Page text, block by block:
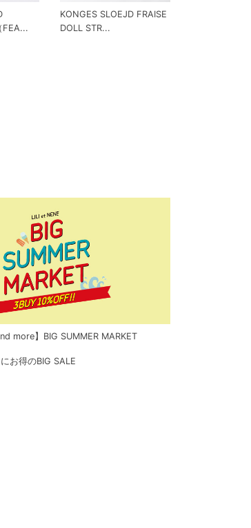
FEA...
KONGES SLOEJD FRAISE
DOLL STR...
more】BIG SUMMER MARKET
お得のBIG SALE